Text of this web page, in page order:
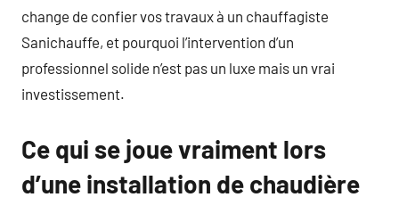
change de confier vos travaux à un chauffagiste
Sanichauffe, et pourquoi l’intervention d’un
professionnel solide n’est pas un luxe mais un vrai
investissement.
Ce qui se joue vraiment lors
d’une installation de chaudière